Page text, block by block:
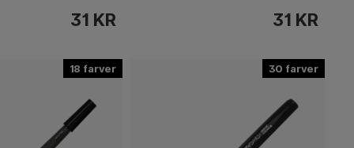
31 KR 31 KR
18 30